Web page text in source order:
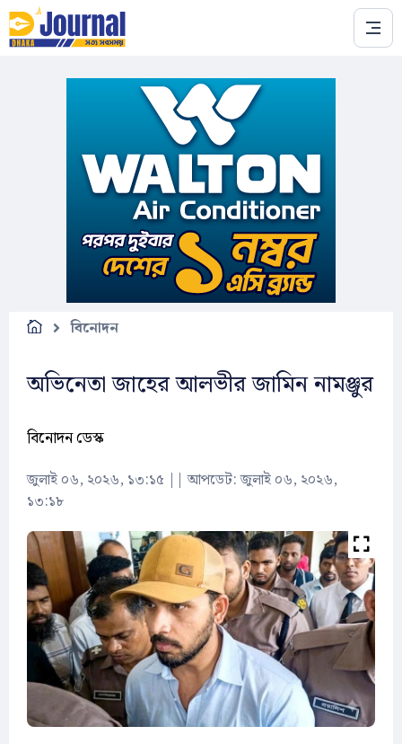
Skip to main content
বিনোদন
অভিনেতা জাহের আলভীর জামিন নামঞ্জুর
বিনোদন ডেস্ক
জুলাই ০৬, ২০২৬, ১৩:১৫ ||আপডেট: জুলাই ০৬, ২০২৬,
১৩:১৮